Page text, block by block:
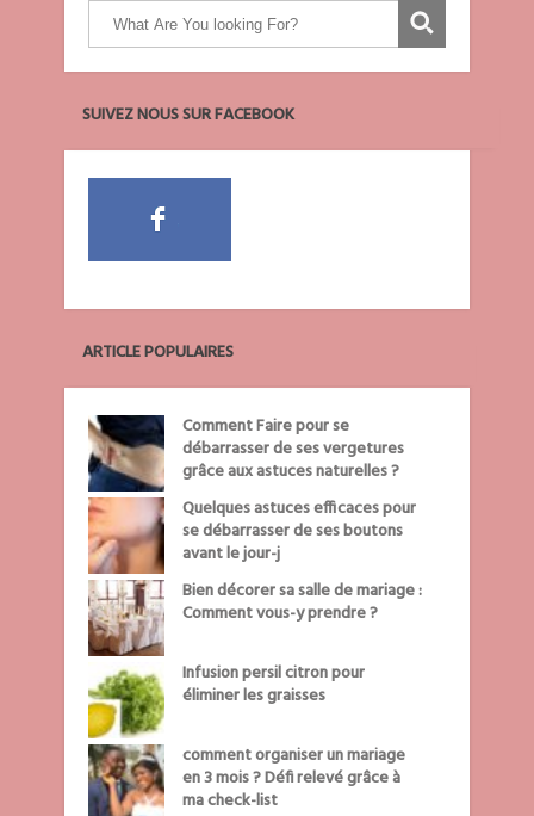
SUIVEZ NOUS SUR FACEBOOK
ARTICLE POPULAIRES
Comment Faire pour se
débarrasser de ses vergetures
grâce aux astuces naturelles ?
Quelques astuces efficaces pour
se débarrasser de ses boutons
avant le jour-j
Bien décorer sa salle de mariage :
Comment vous-y prendre ?
Infusion persil citron pour
éliminer les graisses
comment organiser un mariage
en 3 mois ? Défi relevé grâce à
ma check-list